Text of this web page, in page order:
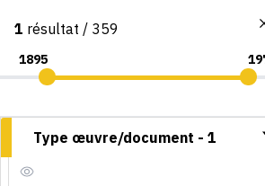
1 résultat / 359
Type œuvre/document - 1